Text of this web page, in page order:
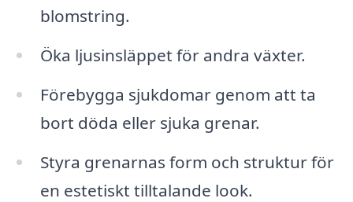
blomstring.
Öka ljusinsläppet för andra växter.
Förebygga sjukdomar genom att ta
bort döda eller sjuka grenar.
Styra grenarnas form och struktur för
en estetiskt tilltalande look.